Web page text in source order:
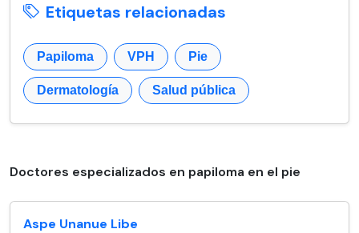
Etiquetas relacionadas
Papiloma VPH Pie
Dermatología Salud pública
Doctores especializados en papiloma en el pie
Aspe Unanue Libe